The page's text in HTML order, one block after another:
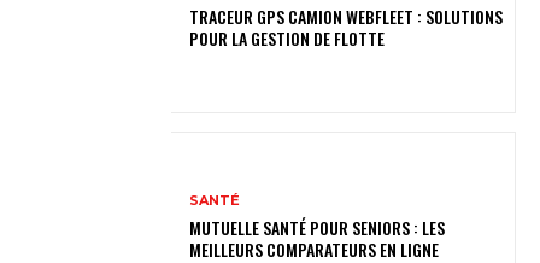
TRACEUR GPS CAMION WEBFLEET : SOLUTIONS
POUR LA GESTION DE FLOTTE
SANTÉ
MUTUELLE SANTÉ POUR SENIORS : LES
MEILLEURS COMPARATEURS EN LIGNE